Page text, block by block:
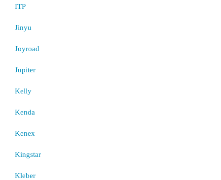
ITP
Jinyu
Joyroad
Jupiter
Kelly
Kenda
Kenex
Kingstar
Kleber